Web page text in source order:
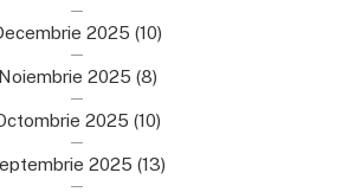
2025 (10)
Noiembrie 2025 (8)
2025 (10)
2025 (13)